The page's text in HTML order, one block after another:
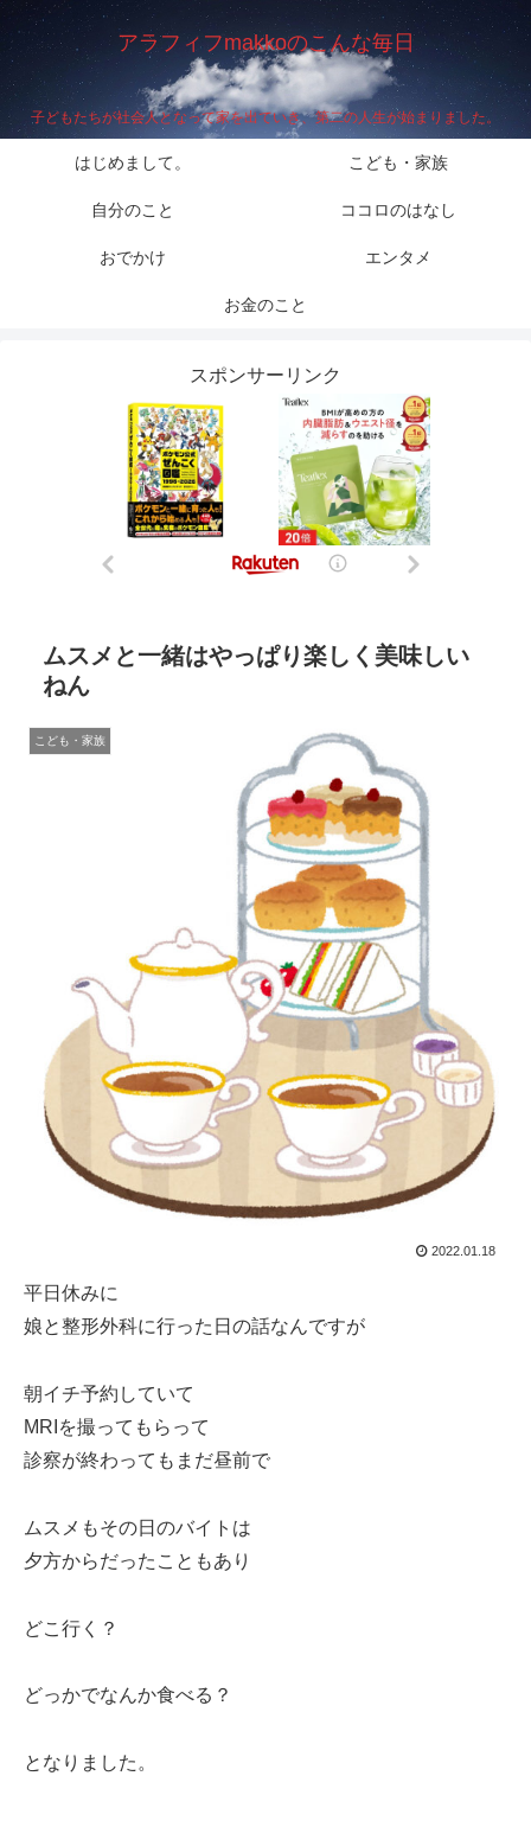
アラフィフmakkoのこんな毎日
子どもたちが社会人となって家を出ていき、第二の人生が始まりました。
はじめまして。 こども・家族
自分のこと ココロのはなし
おでかけ エンタメ
お金のこと
スポンサーリンク
ムスメと一緒はやっぱり楽しく美味しい
ねん
こども・家族
2022.01.18
平日休みに
娘と整形外科に行った日の話なんですが
朝イチ予約していて
MRIを撮ってもらって
診察が終わってもまだ昼前で
ムスメもその日のバイトは
夕方からだったこともあり
どこ行く？
どっかでなんか食べる？
となりました。